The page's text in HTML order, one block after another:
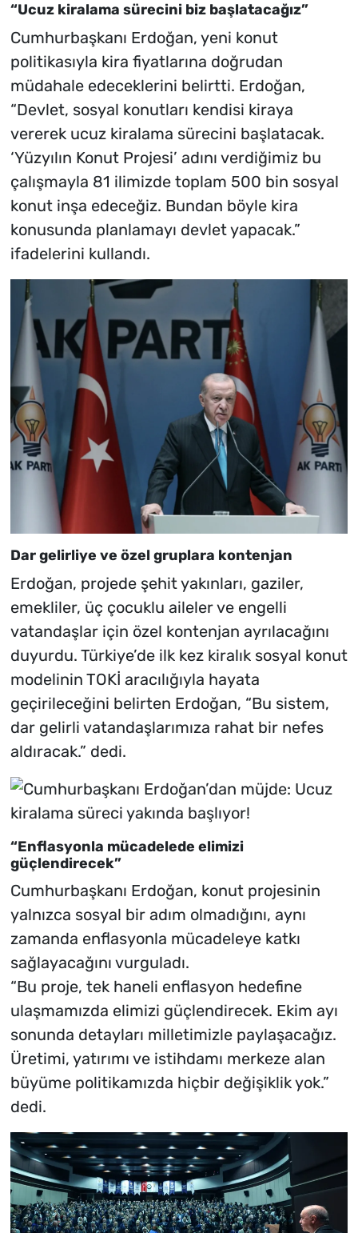
“Ucuz kiralama sürecini biz başlatacağız”
Cumhurbaşkanı Erdoğan, yeni konut
politikasıyla kira fiyatlarına doğrudan
müdahale edeceklerini belirtti. Erdoğan,
“Devlet, sosyal konutları kendisi kiraya
vererek ucuz kiralama sürecini başlatacak.
‘Yüzyılın Konut Projesi’ adını verdiğimiz bu
çalışmayla 81 ilimizde toplam 500 bin sosyal
konut inşa edeceğiz. Bundan böyle kira
konusunda planlamayı devlet yapacak.”
ifadelerini kullandı.
Dar gelirliye ve özel gruplara kontenjan
Erdoğan, projede şehit yakınları, gaziler,
emekliler, üç çocuklu aileler ve engelli
vatandaşlar için özel kontenjan ayrılacağını
duyurdu. Türkiye’de ilk kez kiralık sosyal konut
modelinin TOKİ aracılığıyla hayata
geçirileceğini belirten Erdoğan, “Bu sistem,
dar gelirli vatandaşlarımıza rahat bir nefes
aldıracak.” dedi.
“Enflasyonla mücadelede elimizi
güçlendirecek”
Cumhurbaşkanı Erdoğan, konut projesinin
yalnızca sosyal bir adım olmadığını, aynı
zamanda enflasyonla mücadeleye katkı
sağlayacağını vurguladı.
“Bu proje, tek haneli enflasyon hedefine
ulaşmamızda elimizi güçlendirecek. Ekim ayı
sonunda detayları milletimizle paylaşacağız.
Üretimi, yatırımı ve istihdamı merkeze alan
büyüme politikamızda hiçbir değişiklik yok.”
dedi.